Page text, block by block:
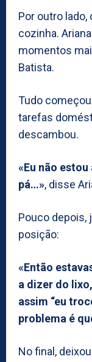
Por outro
cozinha.
momentos
Batista.
Tudo
tarefas
descambou.
«Eu não
pá…», disse
Pouco depois,
posição:
«Então
a dizer do
assim “eu
problema é
No final,